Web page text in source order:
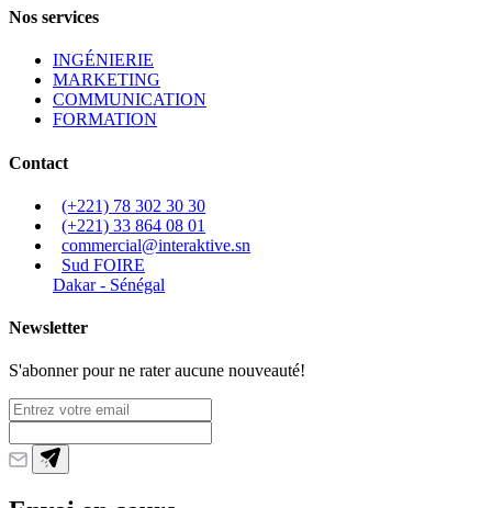
Nos services
INGÉNIERIE
MARKETING
COMMUNICATION
FORMATION
Contact
(+221) 78 302 30 30
(+221) 33 864 08 01
commercial@interaktive.sn
Sud FOIRE
Dakar - Sénégal
Newsletter
S'abonner pour ne rater aucune nouveauté!